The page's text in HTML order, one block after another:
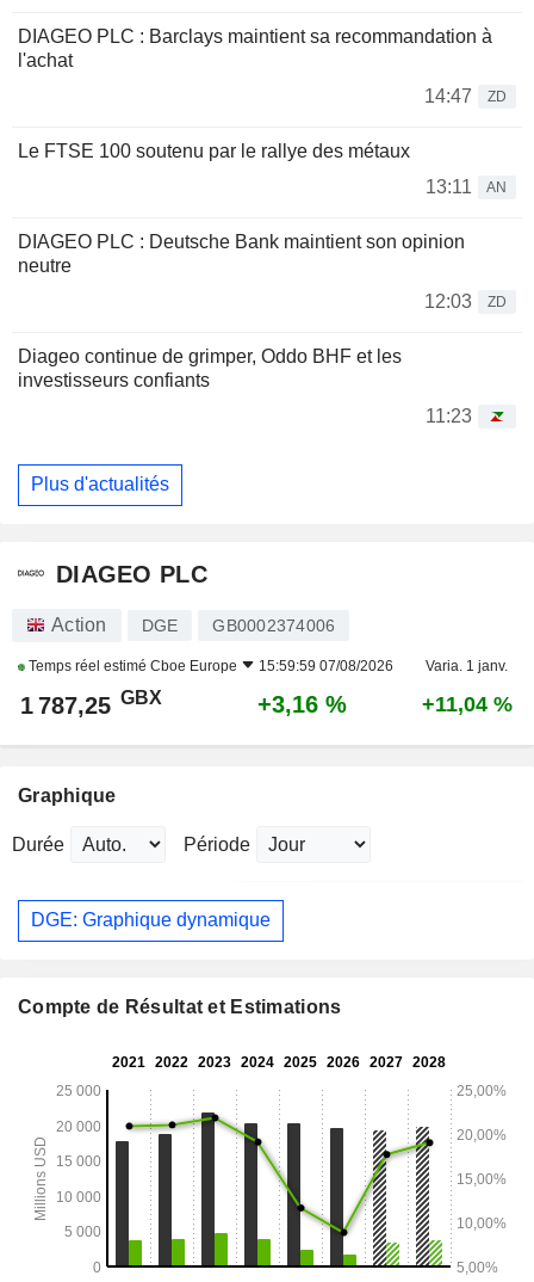
DIAGEO PLC : Barclays maintient sa recommandation à
l'achat
14:47
ZD
Le FTSE 100 soutenu par le rallye des métaux
13:11
AN
DIAGEO PLC : Deutsche Bank maintient son opinion
neutre
12:03
ZD
Diageo continue de grimper, Oddo BHF et les
investisseurs confiants
11:23
Plus d'actualités
DIAGEO PLC
Action DGE GB0002374006
Temps réel estimé Cboe Europe 15:59:59 07/08/2026 Varia. 1 janv.
1 787,25 GBX +3,16 % +11,04 %
Graphique
Durée Période
DGE: Graphique dynamique
Compte de Résultat et Estimations